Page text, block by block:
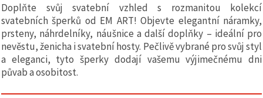
zajistili
správné
fungování
webu,
zlepšili vaše
prostředí
při jeho
používání a
souhlasem
Doplňte svůj svatební vzhled s rozmanitou kolekcí
svatebních šperků od EM ART! Objevte elegantní náramky,
prsteny, náhrdelníky, náušnice a další doplňky – ideální pro
nevěstu, ženicha i svatební hosty. Pečlivě vybrané pro svůj styl
a eleganci, tyto šperky dodají vašemu výjimečnému dni
půvab a osobitost.